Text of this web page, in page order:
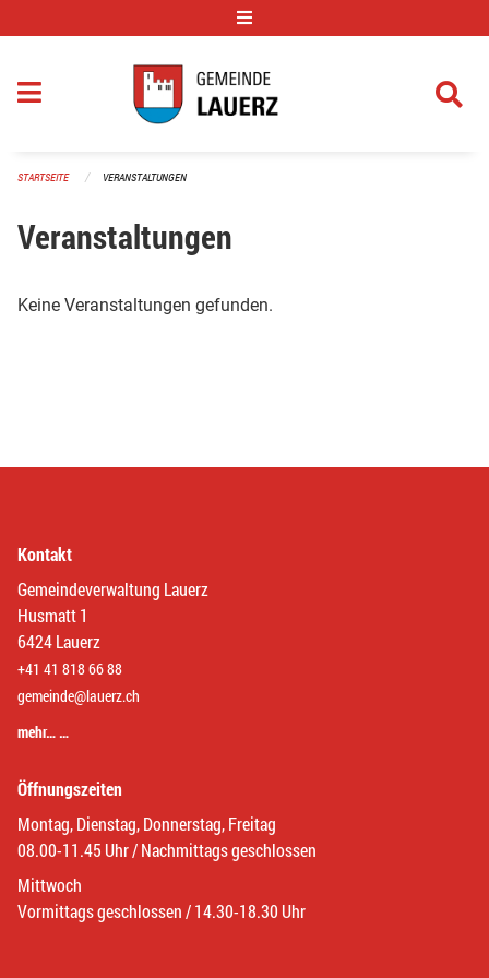
STARTSEITE VERANSTALTUNGEN
Veranstaltungen
Keine Veranstaltungen gefunden.
Kontakt
Gemeindeverwaltung Lauerz
Husmatt 1
6424 Lauerz
+41 41 818 66 88
gemeinde@lauerz.ch
mehr… …
Öffnungszeiten
Montag, Dienstag, Donnerstag, Freitag
08.00-11.45 Uhr / Nachmittags geschlossen
Mittwoch
Vormittags geschlossen / 14.30-18.30 Uhr